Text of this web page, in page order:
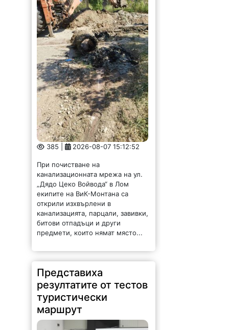
385 | 2026-08-07 15:12:52
При почистване на
канализационната мрежа на ул.
„Дядо Цеко Войвода“ в Лом
екипите на ВиК-Монтана са
открили изхвърлени в
канализацията, парцали, завивки,
битови отпадъци и други
предмети, които нямат място...
Представиха
резултатите от тестов
туристически
маршрут